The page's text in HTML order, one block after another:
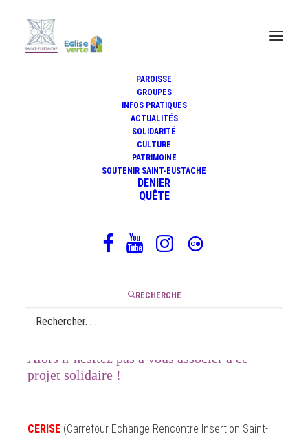
PAROISSE
GROUPES
INFOS PRATIQUES
ACTUALITÉS
SOLIDARITÉ
CULTURE
PATRIMOINE
SOUTENIR SAINT-EUSTACHE
DENIER
QUÊTE
RECHERCHE
Distribution de masques à
CERISE
25 mai 2020
poursuit à CERISE…
Alors n’hésitez pas à vous associer à ce
projet solidaire !
CERISE (Carrefour Echange Rencontre Insertion Saint-